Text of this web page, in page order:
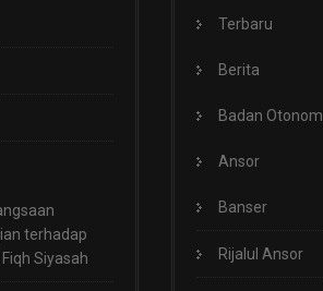
terhadap
Siyasah
Terbaru
Berita
Badan Otonom
Ansor
Banser
Rijalul Ansor